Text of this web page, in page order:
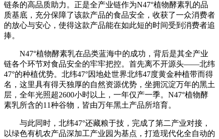
链条的高品质助力。正是全产业链作为N47°植物酵素乳的品
质基底，充分保障了该款产品的食品安全，收获了一众消费者
的放心与安心，使得这款产品能在如此短的时间受到消费者追
捧。
N47°植物酵素乳在品类蓝海中的成功，背后是其全产业
链各个环节对食品安全的牢牢把控。首先离不开源头——北纬
47°的种植优势。北纬47°因地处世界北纬47度黄金种植带而得
名，这里具有得天独厚的自然资源优势，坐拥沉淀万年的黑土
层，全年光照超2600小时以上，一年仅产一季。N47°植物酵
素乳所含的11种谷物，皆由万年黑土产品所培育。
与此同时，北纬47°还藏粮于技，完成了第二产业对接，
以绿色有机农产品深加工产业园为基点，打造现代化全自动的